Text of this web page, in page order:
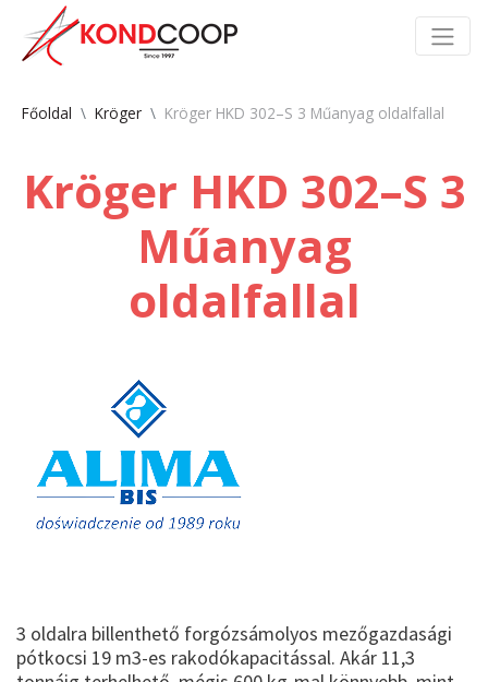
Főoldal Kröger Kröger HKD 302–S 3 Műanyag oldalfallal
Kröger HKD 302–S 3
Műanyag
oldalfallal
3 oldalra billenthető forgózsámolyos mezőgazdasági
pótkocsi 19 m3-es rakodókapacitással. Akár 11,3